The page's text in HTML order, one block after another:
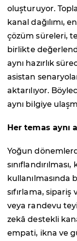
oluşturuyor.
kanal dağılımı,
çözüm süreleri,
birlikte
aynı hazırlık
asistan
aktarılıyor.
aynı bilgiye
Her temas aynı
Yoğun
kullanılmasında
sıfırlama,
veya randevu
zekâ destekli
empati, ikna ve